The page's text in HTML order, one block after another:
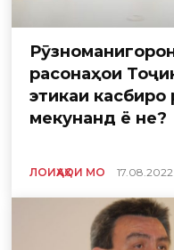
расонаҳои
этикаи касбиро
мекунанд ё не?
ЛОИҲАҲОИ МО 17.08.2022